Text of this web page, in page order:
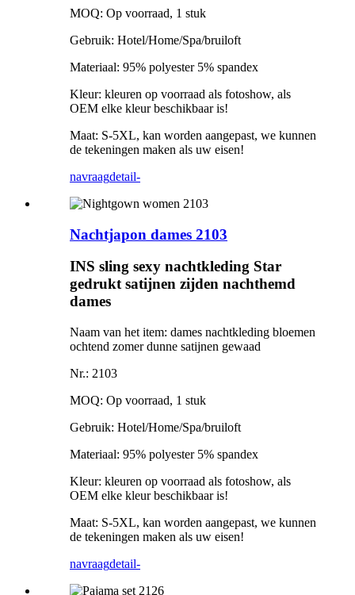
MOQ: Op voorraad, 1 stuk
Gebruik: Hotel/Home/Spa/bruiloft
Materiaal: 95% polyester 5% spandex
Kleur: kleuren op voorraad als fotoshow, als
OEM elke kleur beschikbaar is!
Maat: S-5XL, kan worden aangepast, we kunnen
de tekeningen maken als uw eisen!
navraagdetail-
Nachtjapon dames 2103
INS sling sexy nachtkleding Star
gedrukt satijnen zijden nachthemd
dames
Naam van het item: dames nachtkleding bloemen
ochtend zomer dunne satijnen gewaad
Nr.: 2103
MOQ: Op voorraad, 1 stuk
Gebruik: Hotel/Home/Spa/bruiloft
Materiaal: 95% polyester 5% spandex
Kleur: kleuren op voorraad als fotoshow, als
OEM elke kleur beschikbaar is!
Maat: S-5XL, kan worden aangepast, we kunnen
de tekeningen maken als uw eisen!
navraagdetail-